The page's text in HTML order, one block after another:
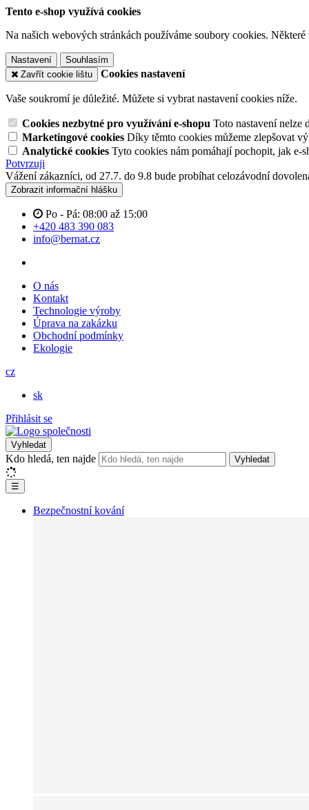
Tento e-shop využívá cookies
Na našich webových stránkách používáme soubory cookies.
Nastavení
Souhlasím
Zavřít cookie lištu
Cookies nastavení
Vaše soukromí je důležité. Můžete si vybrat nastavení cookies níže.
Cookies nezbytné pro využívání e-shopu Toto nastavení nelze
Marketingové cookies Díky těmto cookies můžeme zlepšovat
Analytické cookies Tyto cookies nám pomáhají pochopit, jak e-
Potvrzuji
Vážení zákazníci, od 27.7. do 9.8 bude probíhat celozávodní
Zobrazit informační hlášku
Po - Pá: 08:00 až 15:00
+420 483 390 083
info@bernat.cz
O nás
Kontakt
Technologie výroby
Úprava na zakázku
Obchodní podmínky
Ekologie
cz
sk
Přihlásit se
Vyhledat
Kdo hledá, ten najde Vyhledat
☰
Bezpečnostní kování